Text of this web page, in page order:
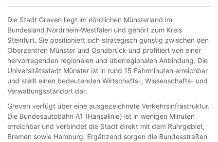
Die Stadt Greven liegt im nördlichen Münsterland im
Bundesland Nordrhein-Westfalen und gehört zum Kreis
Steinfurt. Sie positioniert sich strategisch günstig zwischen den
Oberzentren Münster und Osnabrück und profitiert von einer
hervorragenden regionalen und überregionalen Anbindung. Die
Universitätsstadt Münster ist in rund 15 Fahrminuten erreichbar
und stellt einen bedeutenden Wirtschafts-, Wissenschafts- und
Verwaltungsstandort dar.
Greven verfügt über eine ausgezeichnete Verkehrsinfrastruktur.
Die Bundesautobahn A1 (Hansalinie) ist in wenigen Minuten
erreichbar und verbindet die Stadt direkt mit dem Ruhrgebiet,
Bremen sowie Hamburg. Ergänzend sorgen die Bundesstraßen